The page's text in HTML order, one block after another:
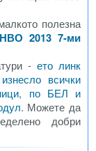
полезна
НВО 2013 7-ми
-ето линк
всички
по БЕЛ и
. Можете да
добри